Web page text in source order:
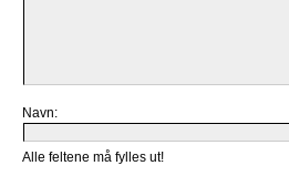
Navn:
Alle feltene må fylles ut!